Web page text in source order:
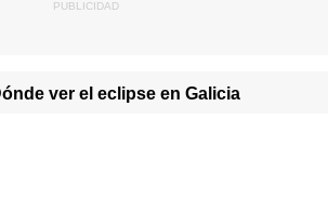
ver el eclipse en Galicia